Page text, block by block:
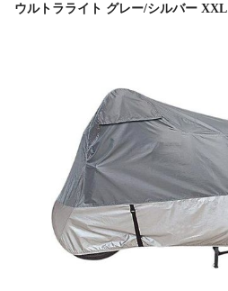
ウルトラライト グレー/シルバー XXL